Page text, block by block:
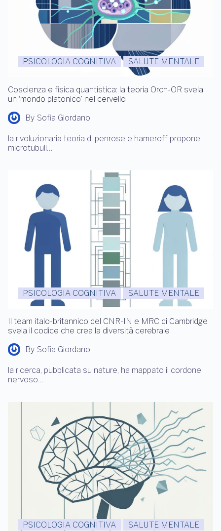
PSICOLOGIA COGNITIVA SALUTE MENTALE
Coscienza e fisica quantistica: la teoria Orch-OR svela
un ‘mondo platonico’ nel cervello
By Sofia Giordano
la rivoluzionaria teoria di penrose e hameroff propone i
microtubuli…
PSICOLOGIA COGNITIVA SALUTE MENTALE
Il team italo-britannico del CNR-IN e MRC di Cambridge
svela il codice che crea la diversità cerebrale
By Sofia Giordano
la ricerca, pubblicata su nature, ha mappato il cordone
nervoso…
PSICOLOGIA COGNITIVA SALUTE MENTALE